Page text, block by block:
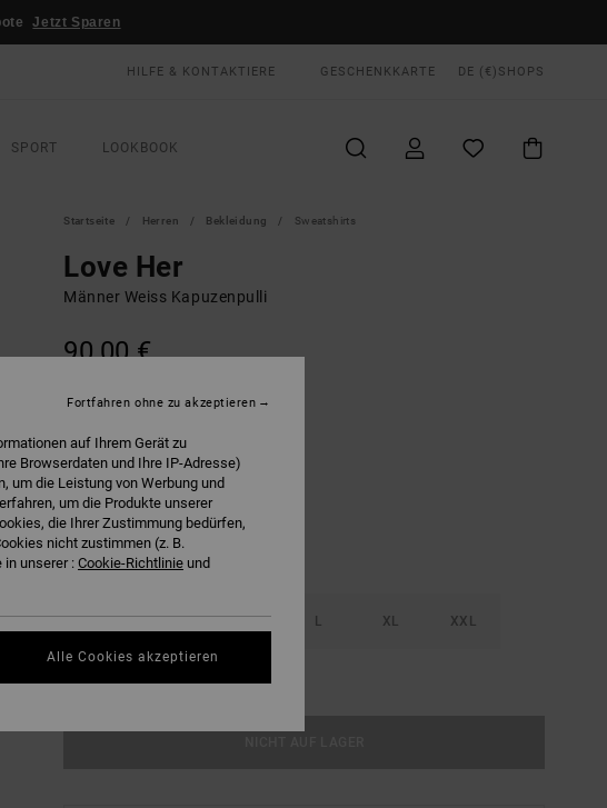
Jetzt Sparen
HILFE & KONTAKTIERE GESCHENKKARTE DE (€) SHOPS
SPORT LOOKBOOK
Startseite Herren Bekleidung Sweatshirts
Love Her
Männer Weiss Kapuzenpulli
90,00 €
FARBESalt
XS S M L XL XXL
auf Ihrem Gerät zu
Browserdaten und Ihre IP-Adresse)
um die Leistung von Werbung und
um die Produkte unserer
die Ihrer Zustimmung bedürfen,
nicht zustimmen (z. B.
in unserer : Cookie-Richtlinie und
Fortfahren ohne zu akzeptieren
Alle Cookies akzeptieren